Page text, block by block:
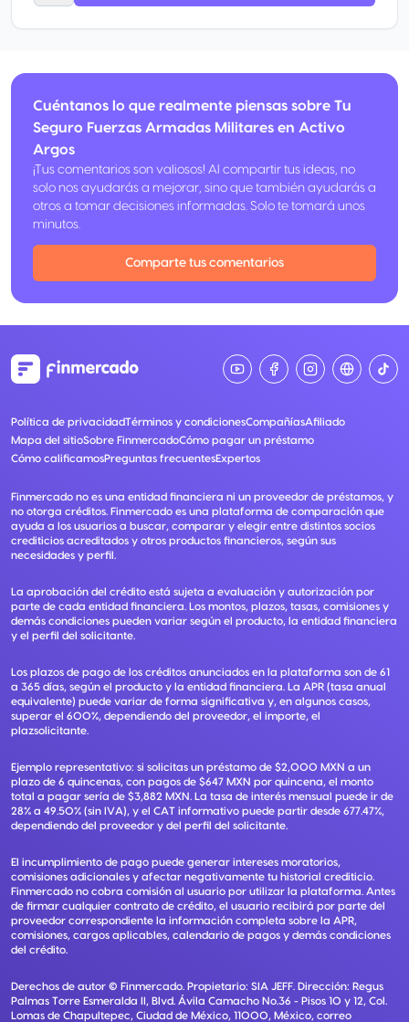
Cuéntanos lo que realmente piensas sobre Tu
Seguro Fuerzas Armadas Militares en Activo
Argos
¡Tus comentarios son valiosos! Al compartir tus ideas, no
solo nos ayudarás a mejorar, sino que también ayudarás a
otros a tomar decisiones informadas. Solo te tomará unos
minutos.
Comparte tus comentarios
Política de privacidadTérminos y condicionesCompañíasAfiliado
Mapa del sitioSobre FinmercadoCómo pagar un préstamo
Cómo calificamosPreguntas frecuentesExpertos
Finmercado no es una entidad financiera ni un proveedor de préstamos, y
no otorga créditos. Finmercado es una plataforma de comparación que
ayuda a los usuarios a buscar, comparar y elegir entre distintos socios
crediticios acreditados y otros productos financieros, según sus
necesidades y perfil.
La aprobación del crédito está sujeta a evaluación y autorización por
parte de cada entidad financiera. Los montos, plazos, tasas, comisiones y
demás condiciones pueden variar según el producto, la entidad financiera
y el perfil del solicitante.
Los plazos de pago de los créditos anunciados en la plataforma son de 61
a 365 días, según el producto y la entidad financiera. La APR (tasa anual
equivalente) puede variar de forma significativa y, en algunos casos,
superar el 600%, dependiendo del proveedor, el importe, el
plazsolicitante.
Ejemplo representativo: si solicitas un préstamo de $2,000 MXN a un
plazo de 6 quincenas, con pagos de $647 MXN por quincena, el monto
total a pagar sería de $3,882 MXN. La tasa de interés mensual puede ir de
28% a 49.50% (sin IVA), y el CAT informativo puede partir desde 677.47%,
dependiendo del proveedor y del perfil del solicitante.
El incumplimiento de pago puede generar intereses moratorios,
comisiones adicionales y afectar negativamente tu historial crediticio.
Finmercado no cobra comisión al usuario por utilizar la plataforma. Antes
de firmar cualquier contrato de crédito, el usuario recibirá por parte del
proveedor correspondiente la información completa sobre la APR,
comisiones, cargos aplicables, calendario de pagos y demás condiciones
del crédito.
Derechos de autor © Finmercado. Propietario: SIA JEFF. Dirección: Regus
Palmas Torre Esmeralda II, Blvd. Ávila Camacho No.36 - Pisos 10 y 12, Col.
Lomas de Chapultepec, Ciudad de México, 11000, México, correo